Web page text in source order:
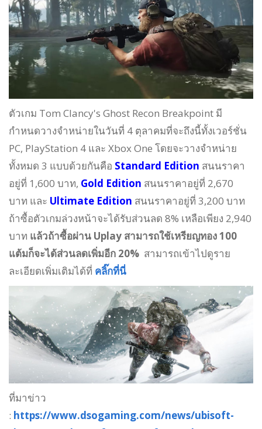
ตัวเกม Tom Clancy's Ghost Recon Breakpoint มี
กำหนดวางจำหน่ายในวันที่ 4 ตุลาคมที่จะถึงนี้ทั้งเวอร์ชั่น
PC, PlayStation 4 และ Xbox One โดยจะวางจำหน่าย
ทั้งหมด 3 แบบด้วยกันคือ Standard Edition สนนราคา
อยู่ที่ 1,600 บาท, Gold Edition สนนราคาอยู่ที่ 2,670
บาท และ Ultimate Edition สนนราคาอยู่ที่ 3,200 บาท
ถ้าซื้อตัวเกมล่วงหน้าจะได้รับส่วนลด 8% เหลือเพียง 2,940
บาท แล้วถ้าซื้อผ่าน Uplay สามารถใช้เหรียญทอง 100
แต้มก็จะได้ส่วนลดเพิ่มอีก 20% สามารถเข้าไปดูราย
ละเอียดเพิ่มเติมได้ที่ คลิ๊กที่นี่
ที่มาข่าว
: https://www.dsogaming.com/news/ubisoft-